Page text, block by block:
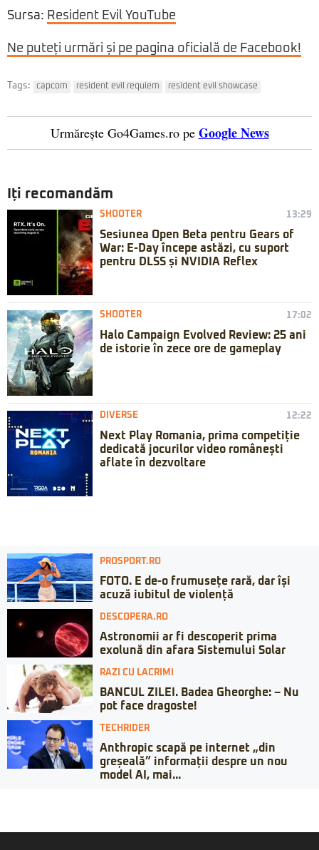
Sursa: Resident Evil YouTube
Ne puteți urmări și pe pagina oficială de Facebook!
Tags: capcom resident evil requiem resident evil showcase
Urmărește Go4Games.ro pe Google News
Iți recomandăm
SHOOTER 13:29
Sesiunea Open Beta pentru Gears of
War: E-Day începe astăzi, cu suport
pentru DLSS și NVIDIA Reflex
SHOOTER 17:02
Halo Campaign Evolved Review: 25 ani
de istorie în zece ore de gameplay
DIVERSE 12:22
Next Play Romania, prima competiție
dedicată jocurilor video românești
aflate în dezvoltare
PROSPORT.RO
FOTO. E de-o frumusețe rară, dar își
acuză iubitul de violență
DESCOPERA.RO
Astronomii ar fi descoperit prima
exolună din afara Sistemului Solar
RAZI CU LACRIMI
BANCUL ZILEI. Badea Gheorghe: – Nu
pot face dragoste!
TECHRIDER
Anthropic scapă pe internet „din
greșeală” informații despre un nou
model AI, mai...